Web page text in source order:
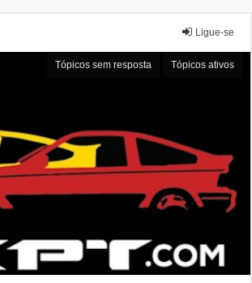
Ligue-se
Tópicos sem resposta Tópicos ativos